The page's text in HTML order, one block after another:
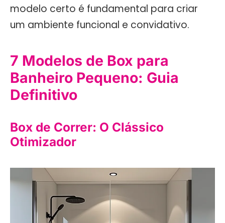
modelo certo é fundamental para criar
um ambiente funcional e convidativo.
7 Modelos de Box para
Banheiro Pequeno: Guia
Definitivo
Box de Correr: O Clássico
Otimizador